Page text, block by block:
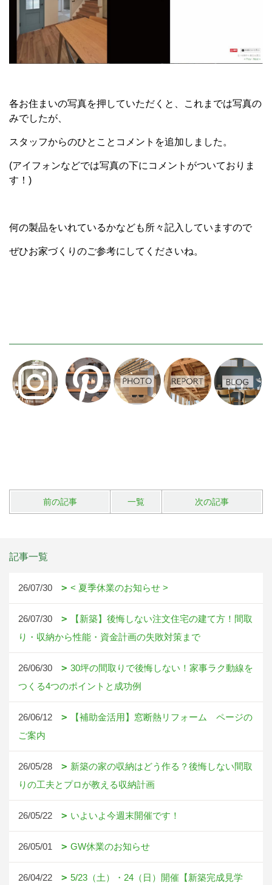
各お住まいの写真を押していただくと、これまでは写真の
みでしたが、
スタッフからのひとことコメントを追加しました。
(アイフォンなどでは写真の下にコメントがついておりま
す！)
何の製品をいれているかなども所々記入していますので
ぜひお家づくりのご参考にしてくださいね。
前の記事 一覧 次の記事
記事一覧
26/07/30 < 夏季休業のお知らせ >
26/07/30
【新築】後悔しない注文住宅の建て方！間取
り・収納から性能・資金計画の失敗対策まで
26/06/30
30坪の間取りで後悔しない！家事ラク動線を
つくる4つのポイントと成功例
26/06/12
【補助金活用】窓断熱リフォーム ページの
ご案内
26/05/28
新築の家の収納はどう作る？後悔しない間取
りの工夫とプロが教える収納計画
26/05/22 いよいよ今週末開催です！
26/05/01 GW休業のお知らせ
26/04/22
5/23（土）・24（日）開催【新築完成見学